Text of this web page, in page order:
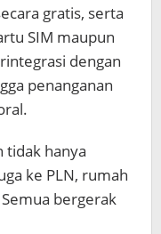
gratis, serta
SIM maupun
dengan
penanganan
tidak hanya
ke PLN, rumah
bergerak